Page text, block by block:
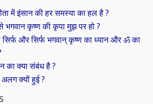
में इंसान की हर समस्या का हल है ?
कृष्ण की कृपा मुझ पर हो ?
सिर्फ और सिर्फ भगवान् कृष्ण का ध्यान और ॐ का
का क्या संबंध है ?
अलग क्यों हुई ?